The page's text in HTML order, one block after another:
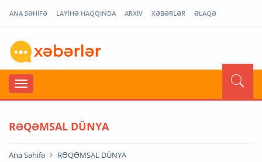
ANA SƏHİFƏ LAYİHƏ HAQQINDA ARXİV XƏBƏRLƏR ƏLAQƏ
RƏQƏMSAL DÜNYA
Ana Səhifə RƏQƏMSAL DÜNYA